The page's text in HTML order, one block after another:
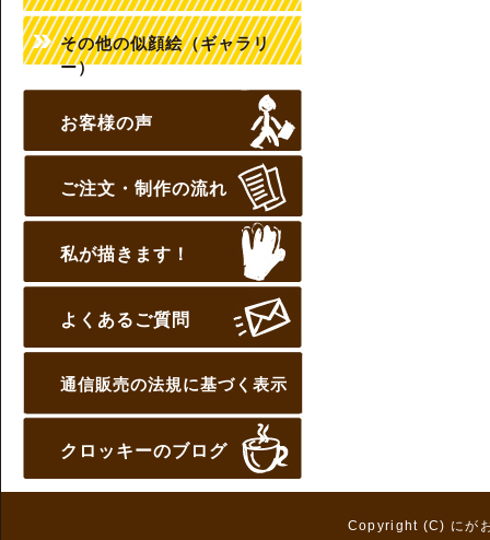
その他の似顔絵（ギャラリ
ー）
お客様の声
ご注文・制作の流れ
私が描きます！
よくあるご質問
通信販売の法規に基づく表示
クロッキーのブログ
Copyright (C) にが